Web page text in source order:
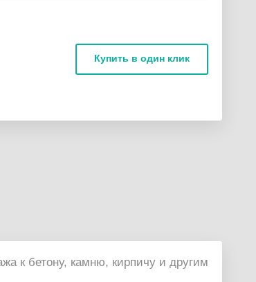
Купить в один клик
к бетону, камню, кирпичу и другим